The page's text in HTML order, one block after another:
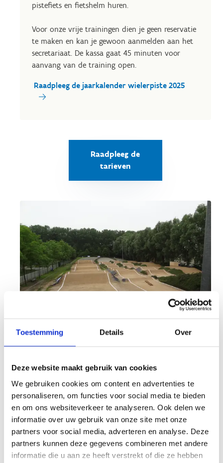
Toestemming Details Over
Deze website maakt gebruik van cookies
We gebruiken cookies om content en advertenties te
personaliseren, om functies voor social media te bieden
en om ons websiteverkeer te analyseren. Ook delen we
informatie over uw gebruik van onze site met onze
partners voor social media, adverteren en analyse. Deze
partners kunnen deze gegevens combineren met andere
informatie die u aan ze heeft verstrekt of die ze hebben
pistefiets en fietshelm huren.
Voor onze vrije trainingen dien je geen reservatie
te maken en kan je gewoon aanmelden aan het
secretariaat. De kassa gaat 45 minuten voor
aanvang van de training open.
Raadpleeg de jaarkalender wielerpiste 2025
Raadpleeg de
tarieven
BMX
De BMX-piste is sinds maart 2025 niet meer in
beheer van Sport Vlaanderen voor meer
informatie en reserveringen kan je terecht bij Top
Gear BMX.
Meer informatie